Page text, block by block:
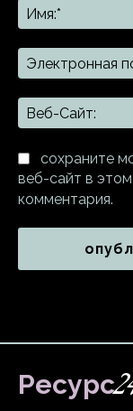
сохраните
веб-сайт в
комментария.
Ресурс